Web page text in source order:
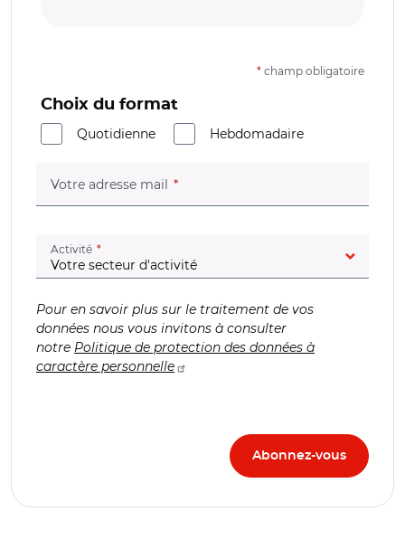
* champ obligatoire
Choix du format
Quotidienne
Hebdomadaire
Votre adresse mail (champ obligatoire)
Activité (champ obligatoire)
Pour en savoir plus sur le traitement de vos
données nous vous invitons à consulter
notre Politique de protection des données à
caractère personnelle